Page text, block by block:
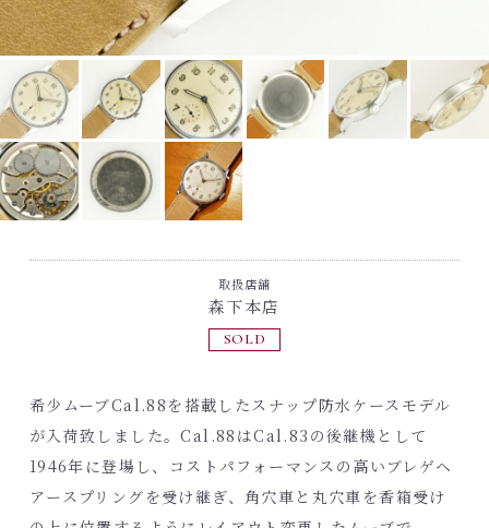
取扱店舗
森下本店
SOLD
希少ムーブCal.88を搭載したスナップ防水ケースモデル
が入荷致しました。Cal.88はCal.83の後継機として
1946年に登場し、コストパフォーマンスの高いブレゲヘ
アースプリングを受け継ぎ、角穴車と丸穴車を香箱受け